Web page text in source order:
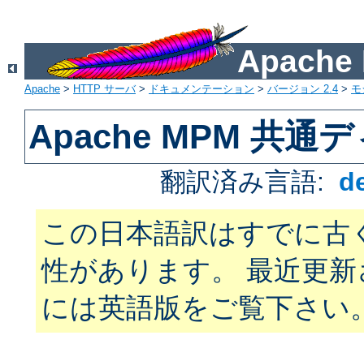
Apache
Apache > HTTP サーバ> ドキュメンテーション > バージョン 2.4 >
Apache MPM 共通
翻訳済み言語:
この日本語訳はすでに古
性があります。 最近更
には英語版をご覧下さい